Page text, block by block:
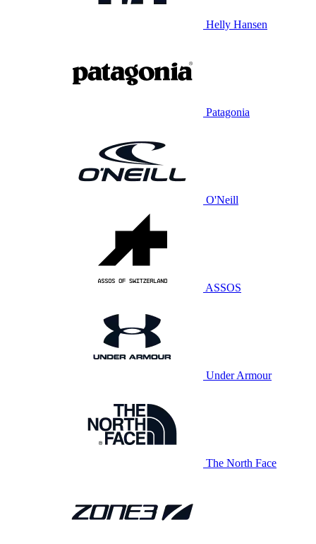
Helly Hansen
Patagonia
O'Neill
ASSOS
Under Armour
The North Face